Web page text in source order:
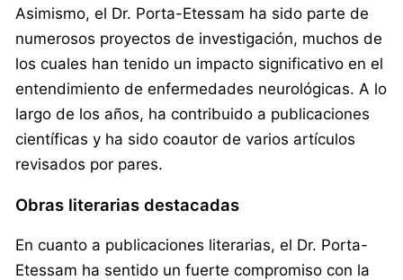
Asimismo, el Dr. Porta-Etessam ha sido parte de
numerosos proyectos de investigación, muchos de
los cuales han tenido un impacto significativo en el
entendimiento de enfermedades neurológicas. A lo
largo de los años, ha contribuido a publicaciones
científicas y ha sido coautor de varios artículos
revisados por pares.
Obras literarias destacadas
En cuanto a publicaciones literarias, el Dr. Porta-
Etessam ha sentido un fuerte compromiso con la